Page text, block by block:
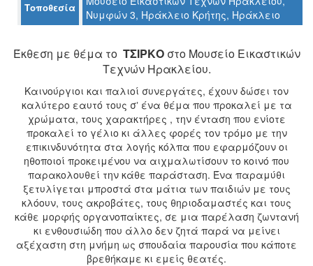
ΜΑΣ
ΔΗΜΟΣ
ΠΟΛΙΤΙΣΜΟΣ
ΑΝΘΕΚΤΙΚΗ
ΠΟΛΗ
Τοποθεσία
Νυμφών 3, Ηράκλειο Κρήτης, Ηράκλειο
Έκθεση με θέμα το ΤΣΙΡΚΟστο Μουσείο Εικαστικών
Τεχνών Ηρακλείου.
Καινούργιοι και παλιοί συνεργάτες, έχουν δώσει τον
καλύτερο εαυτό τους σʼ ένα θέμα που προκαλεί με τα
χρώματα, τους χαρακτήρες , την ένταση που ενίοτε
προκαλεί το γέλιο κι άλλες φορές τον τρόμο με την
επικινδυνότητα στα λογής κόλπα που εφαρμόζουν οι
ηθοποιοί προκειμένου να αιχμαλωτίσουν το κοινό που
παρακολουθεί την κάθε παράσταση. Ένα παραμύθι
ξετυλίγεται μπροστά στα μάτια των παιδιών με τους
κλόουν, τους ακροβάτες, τους θηριοδαμαστές και τους
κάθε μορφής οργανοπαίκτες, σε μια παρέλαση ζωντανή
κι ενθουσιώδη που άλλο δεν ζητά παρά να μείνει
αξέχαστη στη μνήμη ως σπουδαία παρουσία που κάποτε
βρεθήκαμε κι εμείς θεατές.